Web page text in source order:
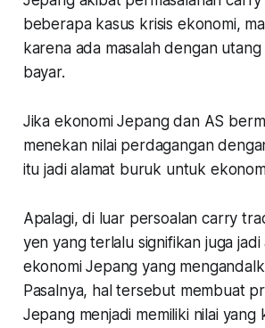
beberapa kasus krisis ekonomi,
karena ada masalah dengan
bayar.
Jika ekonomi Jepang dan AS
menekan nilai perdagangan
itu jadi alamat buruk untuk
Apalagi, di luar persoalan carry
yen yang terlalu signifikan juga jadi
ekonomi Jepang yang
Pasalnya, hal tersebut membuat
Jepang menjadi memiliki nilai yang